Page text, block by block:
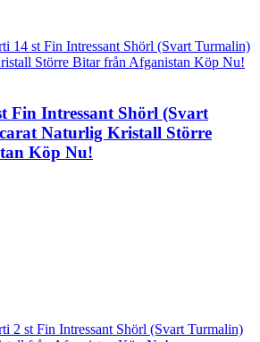
Fin Intressant Shörl (Svart
Naturlig Kristall Större
Köp Nu!